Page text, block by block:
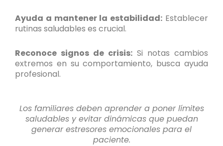
Ayuda a mantener la estabilidad: Establecer
rutinas saludables es crucial.
Reconoce signos de crisis: Si notas cambios
extremos en su comportamiento, busca ayuda
profesional.
Los familiares deben aprender a poner límites
saludables y evitar dinámicas que puedan
generar estresores emocionales para el
paciente.